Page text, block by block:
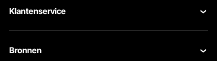
Klantenservice
Retourneren en vervangingen
Bronnen